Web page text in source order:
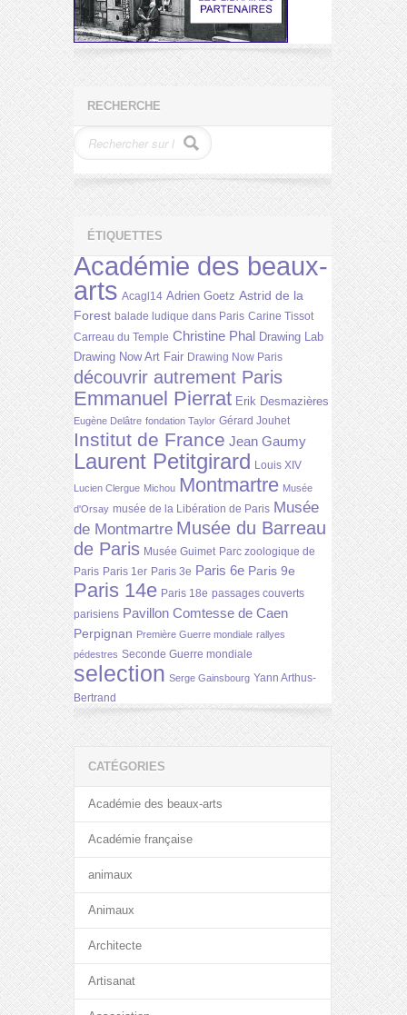
RECHERCHE
ÉTIQUETTES
Académie des beaux-
arts Acagl14 Adrien Goetz Astrid de la
Forest balade ludique dans Paris Carine Tissot
Carreau du Temple Christine Phal Drawing Lab
Drawing Now Art Fair Drawing Now Paris
découvrir autrement Paris
Emmanuel Pierrat Erik Desmazières
Eugène Delâtre fondation Taylor Gérard Jouhet
Institut de France Jean Gaumy
Laurent Petitgirard Louis XIV
Lucien Clergue Michou Montmartre Musée
d'Orsay musée de la Libération de Paris Musée
de Montmartre Musée du Barreau
de Paris Musée Guimet Parc zoologique de
Paris Paris 1er Paris 3e Paris 6e Paris 9e
Paris 14e Paris 18e passages couverts
parisiens Pavillon Comtesse de Caen
Perpignan Première Guerre mondiale rallyes
pédestres Seconde Guerre mondiale
selection Serge Gainsbourg Yann Arthus-
Bertrand
CATÉGORIES
Académie des beaux-arts
Académie française
animaux
Animaux
Architecte
Artisanat